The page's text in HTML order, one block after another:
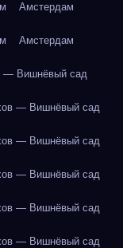
Амстердам
Амстердам
— Вишнёвый сад
— Вишнёвый сад
— Вишнёвый сад
— Вишнёвый сад
— Вишнёвый сад
— Вишнёвый сад